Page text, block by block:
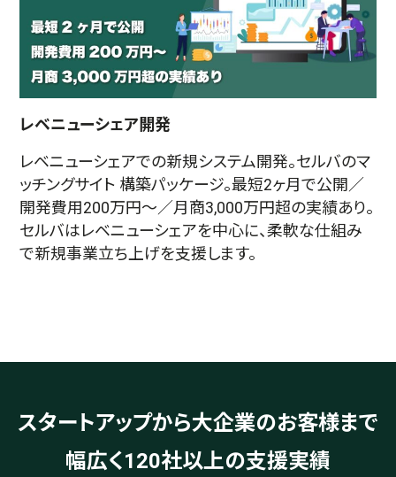
レベニューシェア開発
レベニューシェアでの新規システム開発。セルバのマ
ッチングサイト 構築パッケージ。最短2ヶ月で公開／
開発費用200万円〜／月商3,000万円超の実績あり。
セルバはレベニューシェアを中心に、柔軟な仕組み
で新規事業立ち上げを支援します。
スタートアップから大企業のお客様まで
幅広く120社以上の支援実績